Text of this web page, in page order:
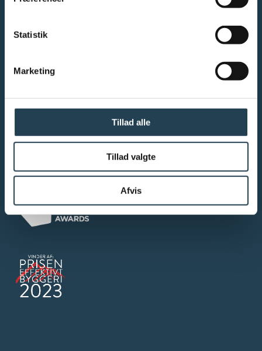
Statistik
Marketing
Tillad alle
Tillad valgte
Afvis
Ledige stillinger
Persondatapolitik